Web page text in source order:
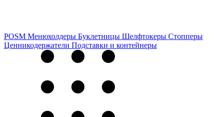
POSM Менюхолдеры Буклетницы Шелфтокеры Стопперы
Ценникодер­жа­те­ли Подставки и контейнеры